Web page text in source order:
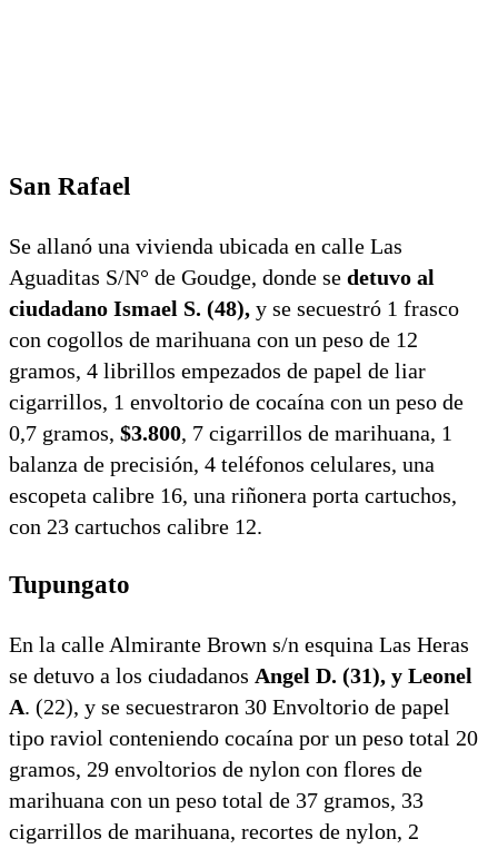
San Rafael
Se allanó una vivienda ubicada en calle Las
Aguaditas S/N° de Goudge, donde se detuvo al
ciudadano Ismael S. (48), y se secuestró 1 frasco
con cogollos de marihuana con un peso de 12
gramos, 4 librillos empezados de papel de liar
cigarrillos, 1 envoltorio de cocaína con un peso de
0,7 gramos, $3.800, 7 cigarrillos de marihuana, 1
balanza de precisión, 4 teléfonos celulares, una
escopeta calibre 16, una riñonera porta cartuchos,
con 23 cartuchos calibre 12.
Tupungato
En la calle Almirante Brown s/n esquina Las Heras
se detuvo a los ciudadanos Angel D. (31), y Leonel
A. (22), y se secuestraron 30 Envoltorio de papel
tipo raviol conteniendo cocaína por un peso total 20
gramos, 29 envoltorios de nylon con flores de
marihuana con un peso total de 37 gramos, 33
cigarrillos de marihuana, recortes de nylon, 2